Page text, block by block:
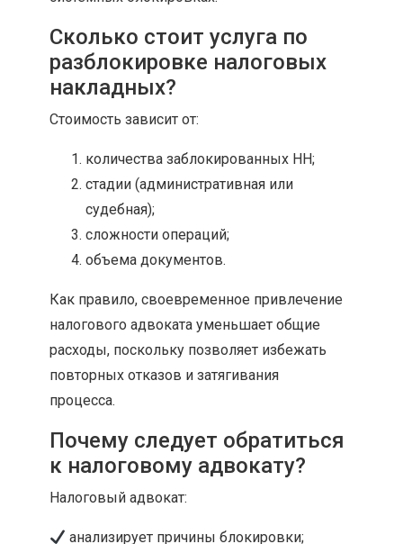
Сколько стоит услуга по
разблокировке налоговых
накладных?
Стоимость зависит от:
количества заблокированных НН;
стадии (административная или
судебная);
сложности операций;
объема документов.
Как правило, своевременное привлечение
налогового адвоката уменьшает общие
расходы, поскольку позволяет избежать
повторных отказов и затягивания
процесса.
Почему следует обратиться
к налоговому адвокату?
Налоговый адвокат:
анализирует причины блокировки;